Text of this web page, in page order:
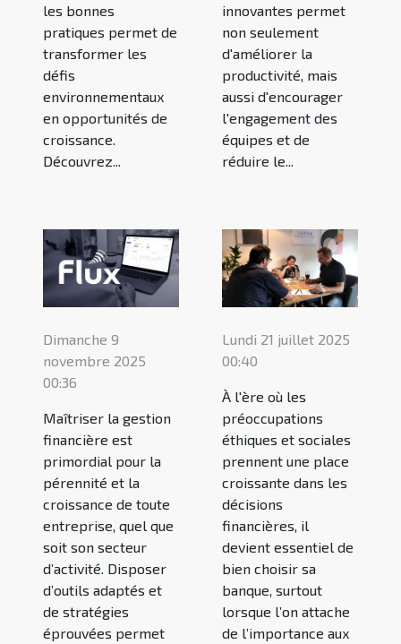
les bonnes
pratiques permet de
transformer les
défis
environnementaux
en opportunités de
croissance.
Découvrez...
innovantes permet
non seulement
d'améliorer la
productivité, mais
aussi d'encourager
l'engagement des
équipes et de
réduire le...
Dimanche 9
novembre 2025
00:36
Maîtriser la gestion
financière est
primordial pour la
pérennité et la
croissance de toute
entreprise, quel que
soit son secteur
d’activité. Disposer
d’outils adaptés et
de stratégies
éprouvées permet
Lundi 21 juillet 2025
00:40
À l'ère où les
préoccupations
éthiques et sociales
prennent une place
croissante dans les
décisions
financières, il
devient essentiel de
bien choisir sa
banque, surtout
lorsque l’on attache
de l’importance aux